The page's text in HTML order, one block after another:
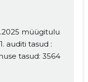
müügitulu
auditi tasud :
tasud: 3564